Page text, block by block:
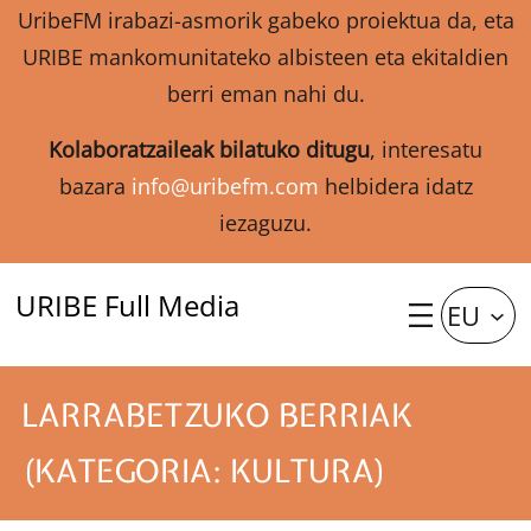
UribeFM irabazi-asmorik gabeko proiektua da, eta
URIBE mankomunitateko albisteen eta ekitaldien
berri eman nahi du.
Kolaboratzaileak bilatuko ditugu, interesatu
bazara info@uribefm.com helbidera idatz
iezaguzu.
URIBE Full Media EU
LARRABETZUKO BERRIAK
(KATEGORIA: KULTURA)